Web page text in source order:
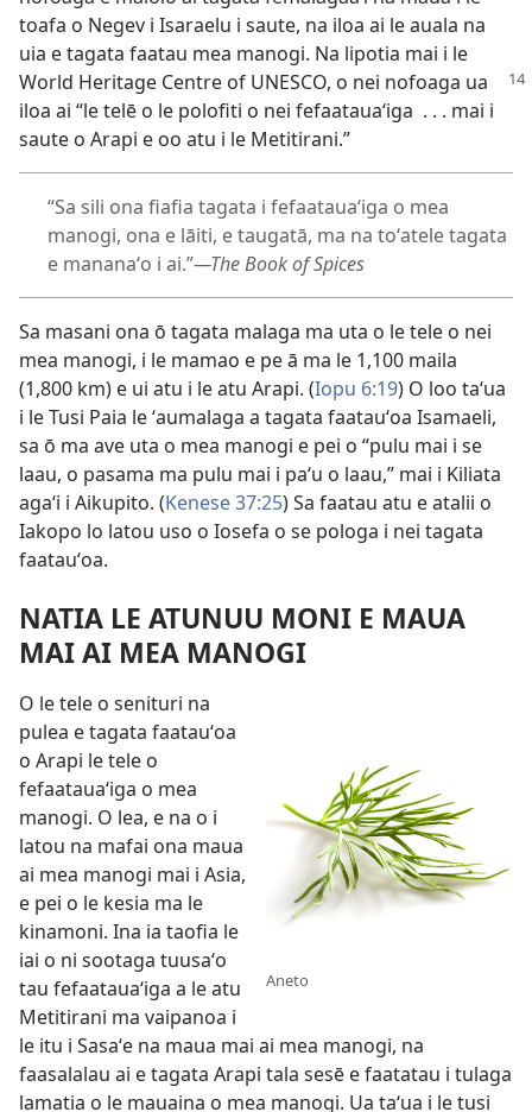
toafa o Negev i Isaraelu i saute, na iloa ai le auala na
uia e tagata faatau mea manogi. Na lipotia mai i le
World Heritage Centre of UNESCO, o nei nofoaga ua
iloa ai “le telē o le polofiti o nei fefaatauaʻiga . . . mai i
saute o Arapi e oo atu i le Metitirani.”
“Sa sili ona fiafia tagata i fefaatauaʻiga o mea
manogi, ona e lāiti, e taugatā, ma na toʻatele tagata
e mananaʻo i ai.”​—The Book of Spices
Sa masani ona ō tagata malaga ma uta o le tele o nei
mea manogi, i le mamao e pe ā ma le 1,100 maila
(1,800 km) e ui atu i le atu Arapi. (Iopu 6:19) O loo taʻua
i le Tusi Paia le ʻaumalaga a tagata faatauʻoa Isamaeli,
sa ō ma ave uta o mea manogi e pei o “pulu mai i se
laau, o pasama ma pulu mai i paʻu o laau,” mai i Kiliata
agaʻi i Aikupito. (Kenese 37:25) Sa faatau atu e atalii o
Iakopo lo latou uso o Iosefa o se pologa i nei tagata
faatauʻoa.
NATIA LE ATUNUU MONI E MAUA
MAI AI MEA MANOGI
Aneto
O le tele o senituri na
pulea e tagata faatauʻoa
o Arapi le tele o
fefaatauaʻiga o mea
manogi. O lea, e na o i
latou na mafai ona maua
ai mea manogi mai i Asia,
e pei o le kesia ma le
kinamoni. Ina ia taofia le
iai o ni sootaga tuusaʻo
tau fefaatauaʻiga a le atu
Metitirani ma vaipanoa i
le itu i Sasaʻe na maua mai ai mea manogi, na
faasalalau ai e tagata Arapi tala sesē e faatatau i tulaga
lamatia o le mauaina o mea manogi. Ua taʻua i le tusi